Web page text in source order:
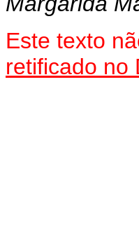
Este texto
retificado no